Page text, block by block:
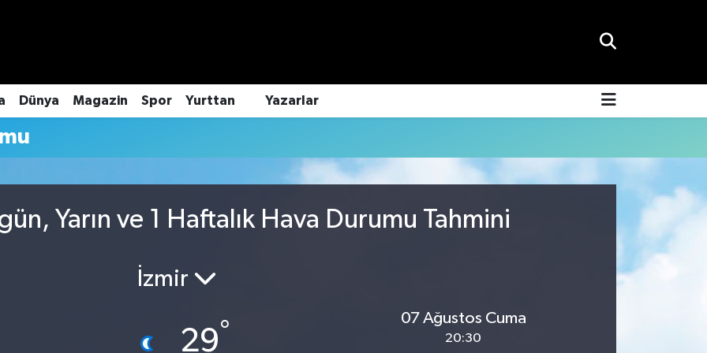
Dünya Magazin Spor Yurttan Yazarlar
Yarın ve 1 Haftalık Hava Durumu Tahmini
İzmir
29°
07 Ağustos Cuma
20:30